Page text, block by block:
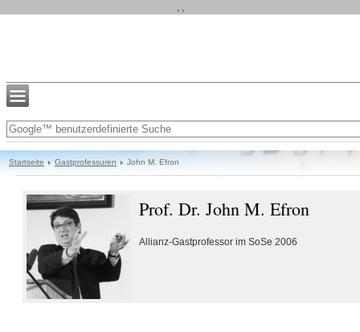
, ,
Startseite Gastprofessuren John M. Efron
Prof. Dr. John M. Efron
Allianz-Gastprofessor im SoSe 2006